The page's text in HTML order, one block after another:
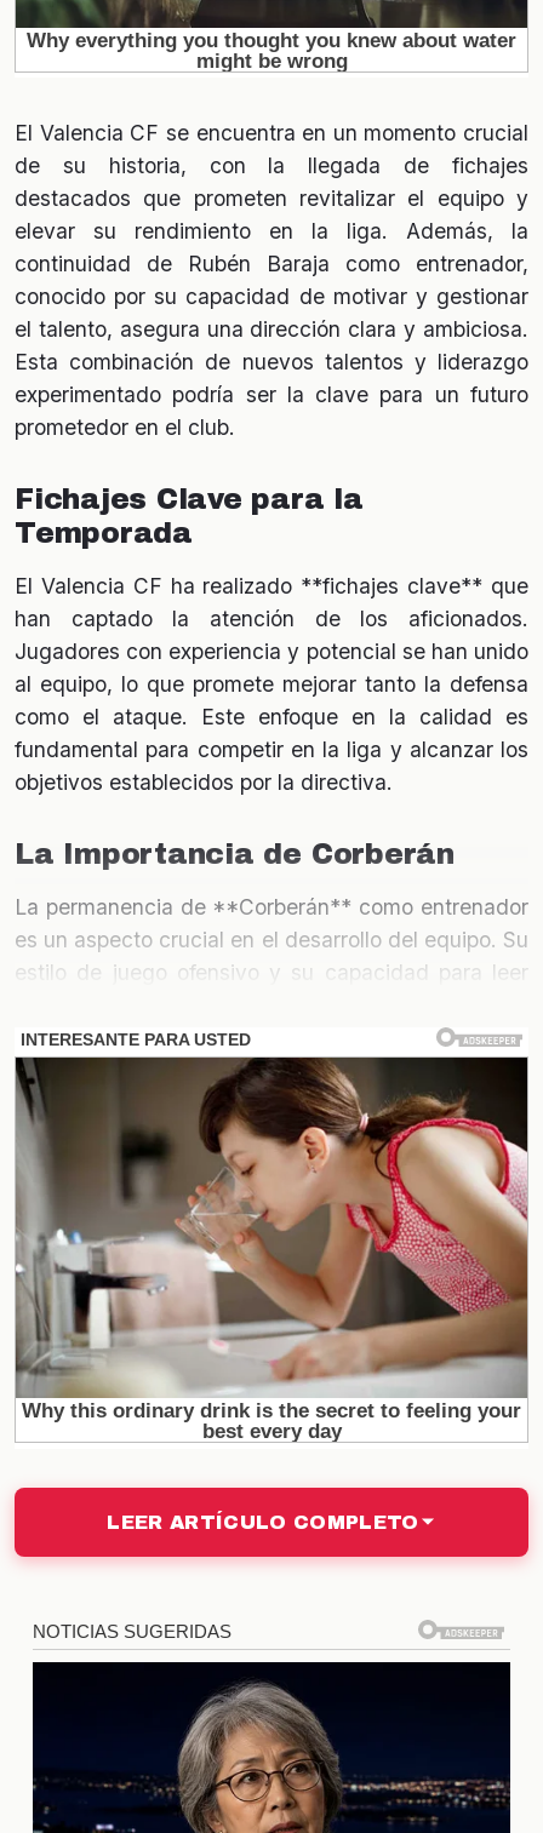
El Valencia CF se encuentra en un momento crucial
de su historia, con la llegada de fichajes
destacados que prometen revitalizar el equipo y
elevar su rendimiento en la liga. Además, la
continuidad de Rubén Baraja como entrenador,
conocido por su capacidad de motivar y gestionar
el talento, asegura una dirección clara y ambiciosa.
Esta combinación de nuevos talentos y liderazgo
experimentado podría ser la clave para un futuro
prometedor en el club.
Fichajes Clave para la
Temporada
El Valencia CF ha realizado **fichajes clave** que
han captado la atención de los aficionados.
Jugadores con experiencia y potencial se han unido
al equipo, lo que promete mejorar tanto la defensa
como el ataque. Este enfoque en la calidad es
fundamental para competir en la liga y alcanzar los
objetivos establecidos por la directiva.
La Importancia de Corberán
La permanencia de **Corberán** como entrenador
es un aspecto crucial en el desarrollo del equipo. Su
estilo de juego ofensivo y su capacidad para leer
rendimiento del Valencia. La confianza que la
directiva ha depositado en él puede ser un factor
decisivo para el éxito del club en el futuro cercano.
Análisis de los Nuevos Fichajes
Los nuevos jugadores han sido seleccionados tras
un exhaustivo análisis de sus capacidades y
adaptabilidad al estilo de juego del Valencia. Cada
uno aporta algo único, ya sea velocidad, técnica o
fortaleza física. La siguiente tabla resume algunos
de los fichajes más destacados:
Jugador Posición
Procedencia
Juan Pérez
Delantero
Real Madrid
Lucas Martínez Defensa
Atlético de Madrid
José García
CentrocampistaSevilla FC
Expectativas para la
Temporada
Con la incorporación de estos nuevos talentos y la
dirección de **Corberán**, las expectativas para la
temporada son altas. Los aficionados esperan ver
un juego más dinámico y ofensivo, así como una
LEER ARTÍCULO COMPLETO